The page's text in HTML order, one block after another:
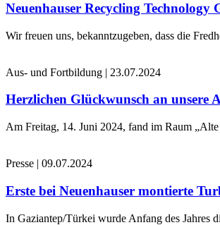
Neuenhauser Recycling
Wir freuen uns, bekanntzugeben, dass die
Aus- und Fortbildung | 23.07.2024
Herzlichen Glückwunsch an unsere
Am Freitag, 14. Juni 2024, fand im Raum
Presse | 09.07.2024
Erste bei Neuenhauser montierte
In Gaziantep/Türkei wurde Anfang des Jahres